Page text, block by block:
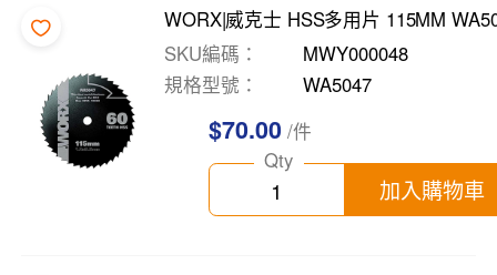
WORX|威克士 HSS多用片 115MM
SKU編碼
MWY000048
規格型號
WA5047
$70.00 /件
Qty
加入購物車